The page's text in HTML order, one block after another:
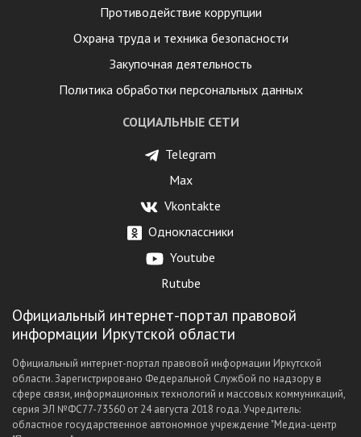
Противодействие коррупции
Охрана труда и техника безопасности
Закупочная деятельность
Политика обработки персональных данных
СОЦИАЛЬНЫЕ СЕТИ
Telegram
Max
Vkontakte
Одноклассники
Youtube
Rutube
Официальный интернет-портал правовой
информации Иркутской области
Официальный интернет-портал правовой информации Иркутской
области. Зарегистрировано Федеральной Службой по надзору в
сфере связи, информационных технологий и массовых коммуникаций,
серия ЭЛ №ФС77-73560 от 24 августа 2018 года. Учредитель:
областное государственное автономное учреждение "Медиа-центр